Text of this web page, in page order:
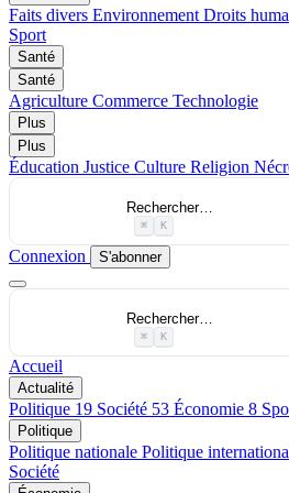
Faits divers Environnement Droits
Sport
Santé
Santé
Agriculture Commerce Technologie
Plus
Plus
Éducation Justice Culture Religion
Rechercher…
⌘ K
Connexion S'abonner
Rechercher…
⌘ K
Accueil
Actualité
Politique 19 Société 53 Économie 8
Politique
Politique nationale Politique
Société